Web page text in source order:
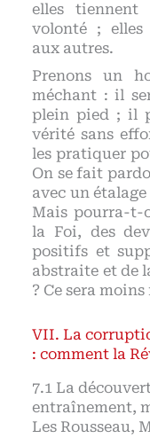
elles
volonté ; elles
aux autres.
Prenons un
méchant : il
plein pied ; il
vérité sans
les pratiquer
On se fait
avec un
Mais pourra-t-
la Foi, des
positifs et
abstraite et de
? Ce sera
La
: comment la
La
entraînement,
Les Rousseau,